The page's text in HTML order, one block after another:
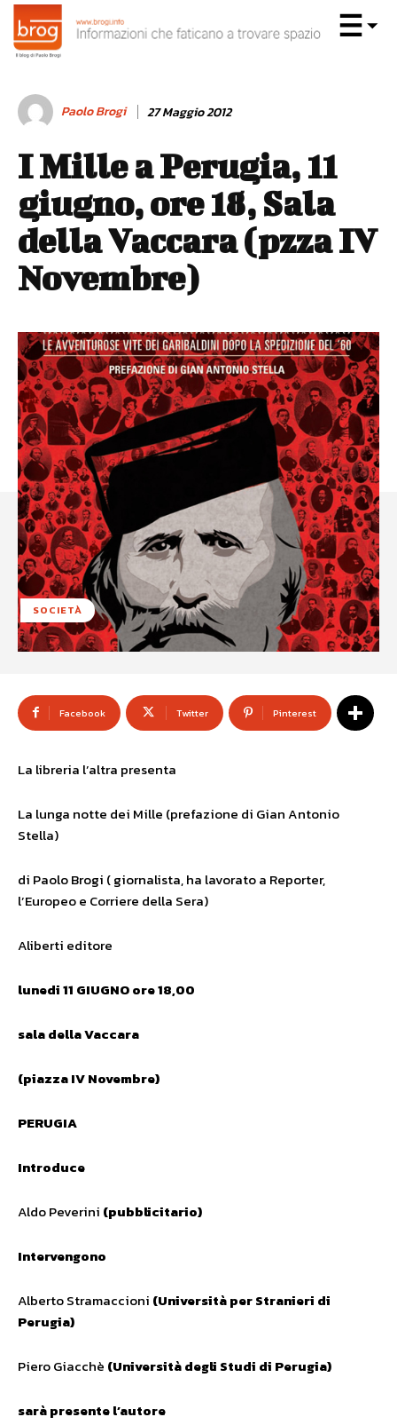
Paolo Brogi 27 Maggio 2012
I Mille a Perugia, 11
giugno, ore 18, Sala
della Vaccara (pzza IV
Novembre)
SOCIETÀ
Facebook Twitter Pinterest
La libreria l’altra presenta
La lunga notte dei Mille (prefazione di Gian Antonio
Stella)
di Paolo Brogi ( giornalista, ha lavorato a Reporter,
l’Europeo e Corriere della Sera)
Aliberti editore
lunedi 11 GIUGNO ore 18,00
sala della Vaccara
(piazza IV Novembre)
PERUGIA
Introduce
Aldo Peverini (pubblicitario)
Intervengono
Alberto Stramaccioni (Università per Stranieri di
Perugia)
Piero Giacchè (Università degli Studi di Perugia)
sarà presente l’autore